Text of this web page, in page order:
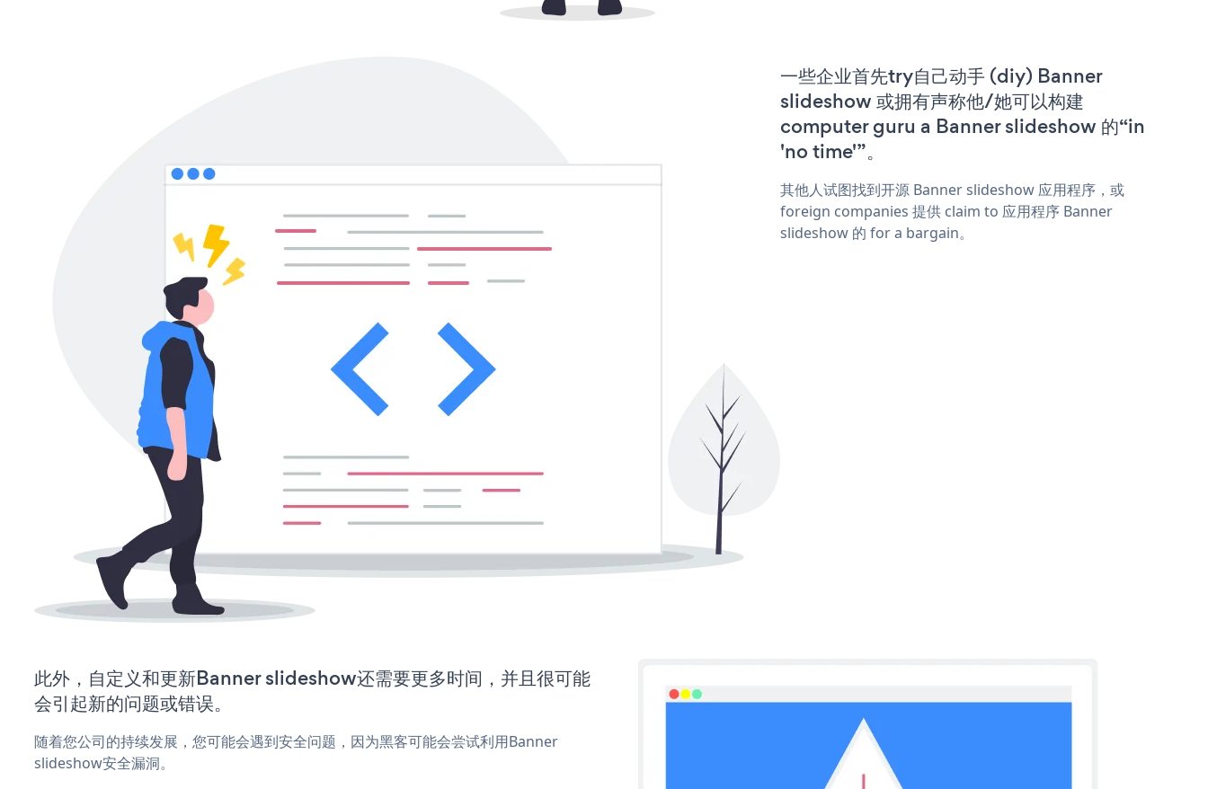
一些企业首先try自己动手 (diy) Banner
slideshow 或拥有声称他/她可以构建
computer guru a Banner slideshow 的“in
'no time'”。
其他人试图找到开源 Banner slideshow 应用程序，或
foreign companies 提供 claim to 应用程序 Banner
slideshow 的 for a bargain。
此外，自定义和更新Banner slideshow还需要更多时间，并且很可能
会引起新的问题或错误。
随着您公司的持续发展，您可能会遇到安全问题，因为黑客可能会尝试利用Banner
slideshow安全漏洞。